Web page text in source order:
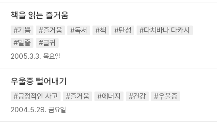
책을 읽는 즐거움
#기쁨 #즐거움 #독서 #책 #탄성
#다치바나 다카시
#밑줄
#글귀
2005.3.3. 목요일
우울증 털어내기
#긍정적인 사고 #즐거움 #에너지 #건강 #우울증
2004.5.28. 금요일